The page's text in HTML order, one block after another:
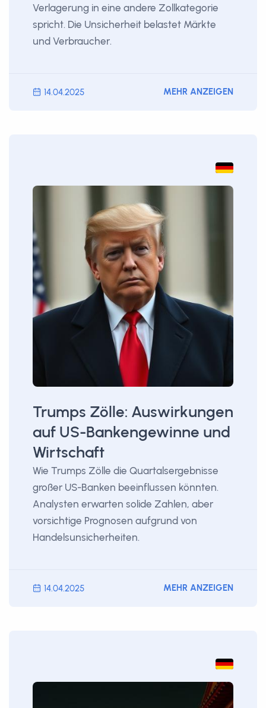
Verlagerung in eine andere Zollkategorie
spricht. Die Unsicherheit belastet Märkte
und Verbraucher.
14.04.2025 MEHR ANZEIGEN
Trumps Zölle: Auswirkungen
auf US-Bankengewinne und
Wirtschaft
Wie Trumps Zölle die Quartalsergebnisse
großer US-Banken beeinflussen könnten.
Analysten erwarten solide Zahlen, aber
vorsichtige Prognosen aufgrund von
Handelsunsicherheiten.
14.04.2025 MEHR ANZEIGEN